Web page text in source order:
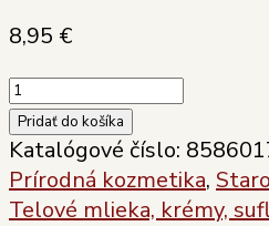
8,95 €
množstvo
Soaphoria
telový
jogurt
OLIVOVNÍK
Pridať do košíka
Katalógové číslo:
Prírodná kozmetika,
Telové mlieka, krémy,